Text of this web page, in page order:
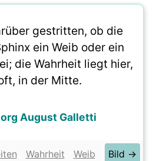
gestritten, ob die
ein Weib oder ein
die Wahrheit liegt hier,
in der Mitte.
August Galletti
Wahrheit Weib Bild →